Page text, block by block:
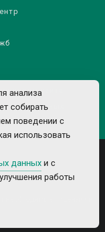
сайта
данных
необходимые лицензии и
анализа
собирать
поведении с
использовать
данных и с
работы